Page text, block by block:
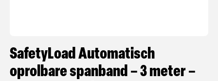
SafetyLoad Automatisch
oprolbare spanband – 3 meter –